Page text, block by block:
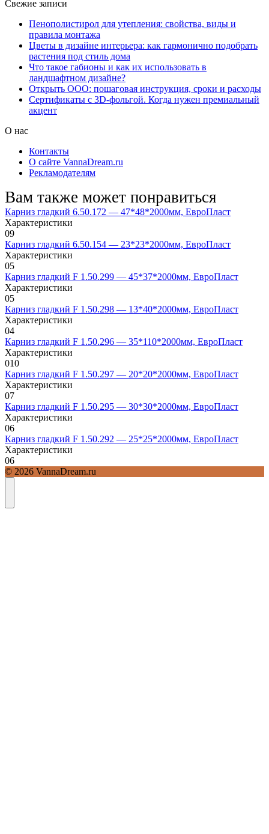
Свежие записи
Пенополистирол для утепления: свойства, виды и
правила монтажа
Цветы в дизайне интерьера: как гармонично подобрать
растения под стиль дома
Что такое габионы и как их использовать в
ландшафтном дизайне?
Открыть ООО: пошаговая инструкция, сроки и расходы
Сертификаты с 3D-фольгой. Когда нужен премиальный
акцент
О нас
Контакты
О сайте VannaDream.ru
Рекламодателям
Вам также может понравиться
Карниз гладкий 6.50.172 — 47*48*2000мм, ЕвроПласт
Характеристики
09
Карниз гладкий 6.50.154 — 23*23*2000мм, ЕвроПласт
Характеристики
05
Карниз гладкий F 1.50.299 — 45*37*2000мм, ЕвроПласт
Характеристики
05
Карниз гладкий F 1.50.298 — 13*40*2000мм, ЕвроПласт
Характеристики
04
Карниз гладкий F 1.50.296 — 35*110*2000мм, ЕвроПласт
Характеристики
010
Карниз гладкий F 1.50.297 — 20*20*2000мм, ЕвроПласт
Характеристики
07
Карниз гладкий F 1.50.295 — 30*30*2000мм, ЕвроПласт
Характеристики
06
Карниз гладкий F 1.50.292 — 25*25*2000мм, ЕвроПласт
Характеристики
06
© 2026 VannaDream.ru